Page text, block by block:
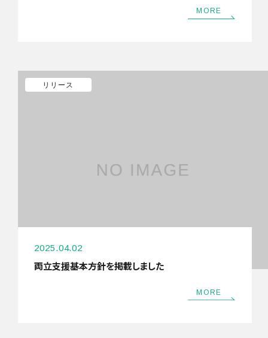
MORE
2025.04.02
両立支援基本方針を掲載しました
MORE
リリース